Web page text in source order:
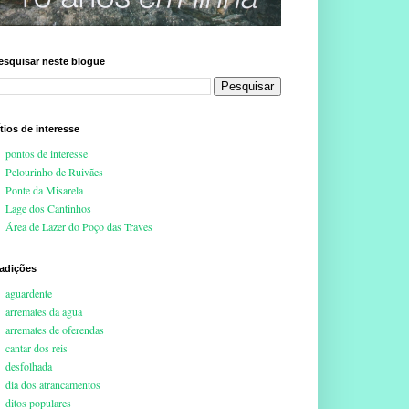
neste blogue
de interesse
pontos de interesse
Pelourinho de Ruivães
Ponte da Misarela
Lage dos Cantinhos
Área de Lazer do Poço das Traves
aguardente
arremates da agua
arremates de oferendas
cantar dos reis
desfolhada
dia dos atrancamentos
ditos populares